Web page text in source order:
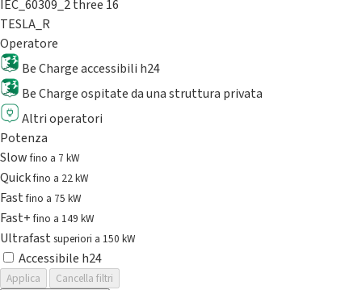
IEC_60309_2 three 16
TESLA_R
Operatore
Be Charge accessibili h24
Be Charge ospitate da una struttura privata
Altri operatori
Potenza
Slowfino a 7 kW
Quickfino a 22 kW
Fastfino a 75 kW
Fast+fino a 149 kW
Ultrafast superiori a 150 kW
Accessibile h24
Applica
Cancella filtri